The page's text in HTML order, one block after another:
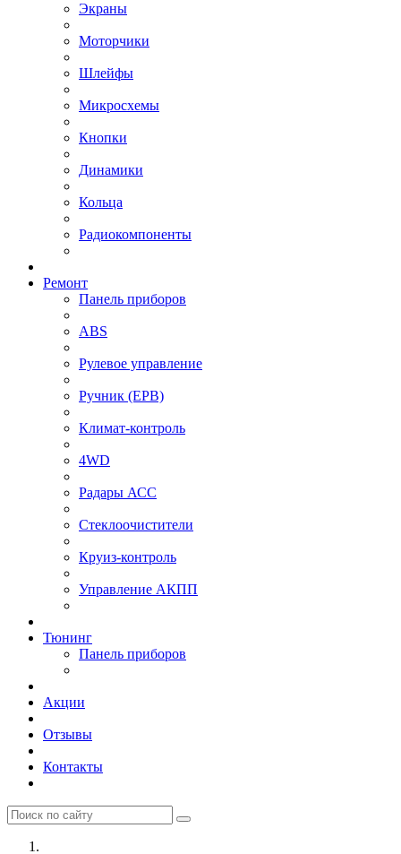
Экраны
Моторчики
Шлейфы
Микросхемы
Кнопки
Динамики
Кольца
Радиокомпоненты
Ремонт
Панель приборов
ABS
Рулевое управление
⁠Ручник (EPB)
Климат-контроль
4WD
Радары АСС
Стеклоочистители
Круиз-контроль
Управление АКПП
Тюнинг
Панель приборов
Акции
Отзывы
Контакты